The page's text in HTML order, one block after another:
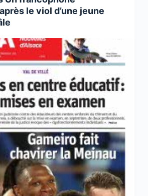
le viol d’une jeune